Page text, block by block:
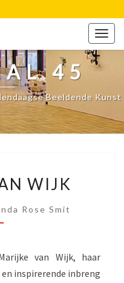
45
Beeldende Kunst
WIJK
Rose Smit
van Wijk, haar
inspirerende inbreng